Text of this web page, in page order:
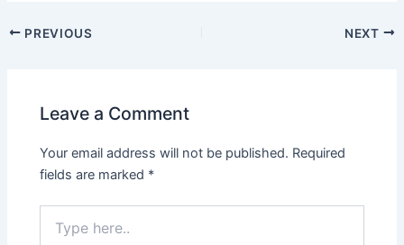
PostPREVIOUS NEXT
Leave a Comment
Your email address will not be published. Required
fields are marked *
here..